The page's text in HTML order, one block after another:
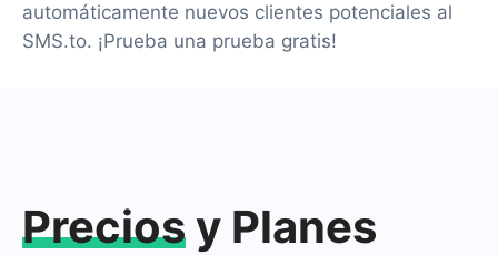
automáticamente nuevos clientes potenciales al
SMS.to. ¡Prueba una prueba gratis!
Preciosy Planes